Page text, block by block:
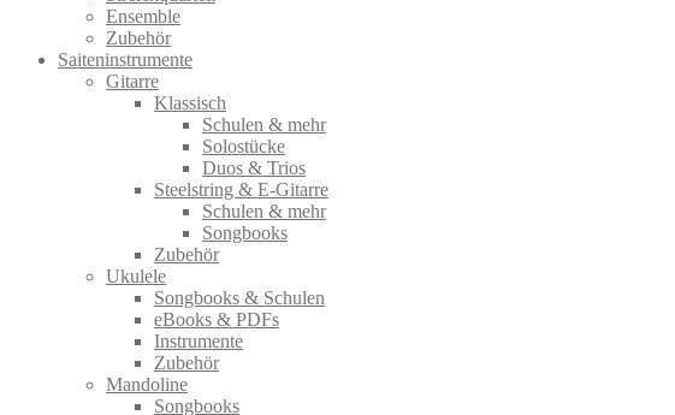
Ensemble
Zubehör
Saiteninstrumente
Gitarre
Klassisch
Schulen & mehr
Solostücke
Duos & Trios
Steelstring & E-Gitarre
Schulen & mehr
Songbooks
Zubehör
Ukulele
Songbooks & Schulen
eBooks & PDFs
Instrumente
Zubehör
Mandoline
Songbooks